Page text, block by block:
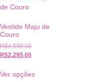
Vestido Maju de
Couro
R$4.590,00
R$2.295,00
Ver opções